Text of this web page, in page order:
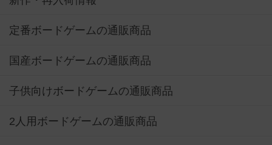
定番ボードゲームの通販商品
国産ボードゲームの通販商品
子供向けボードゲームの通販商品
2人用ボードゲームの通販商品